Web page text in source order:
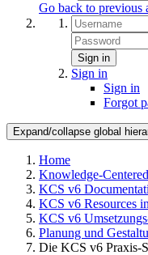
Go back to previous
Sign in
Sign in
Sign in
Forgot
Expand/collapse global
Home
Knowledge-
KCS v6
KCS v6 Resources
KCS v6
Planung und
Die KCS v6 Praxis-